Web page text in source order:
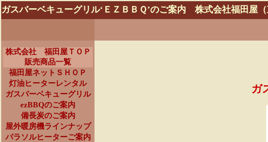
ガスバーベキューグリル‘ＥＺＢＢＱ’のご案内 株式会社福田屋
株式会社 福田屋ＴＯＰ
販売商品一覧
福田屋ネットＳＨＯＰ
灯油ヒーターレンタル
ガスバーベキューグリル
ezBBQのご案内
備長炭のご案内
屋外暖房機ラインナップ
パラソルヒーターご案内
ガ